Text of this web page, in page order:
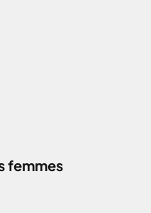
femmes